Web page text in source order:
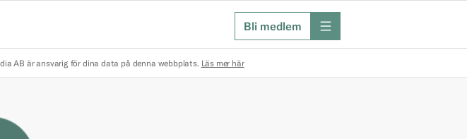
Bli medlem meny
AB är ansvarig för dina data på denna webbplats. Läs mer här